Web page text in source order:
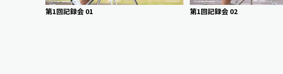
第1回記録会 01 第1回記録会 02